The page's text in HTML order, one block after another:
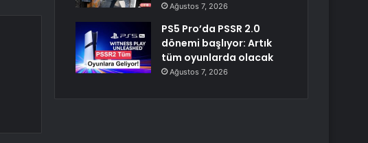
Ağustos 7, 2026
PS5 Pro’da PSSR 2.0
dönemi başlıyor: Artık
tüm oyunlarda olacak
Ağustos 7, 2026